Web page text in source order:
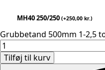
MH40 250/250 (+250,00 kr.)
Grubbetand 500mm 1-2,5
Tilføj til kurv